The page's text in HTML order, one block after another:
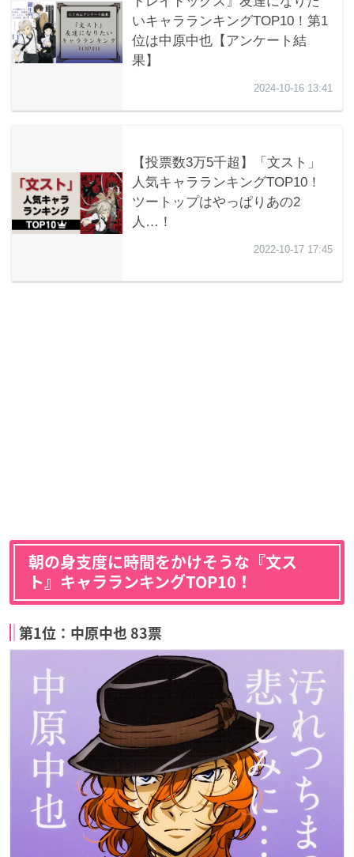
朝の身支度に時間をかけそうな『文ス
ト』キャラランキングTOP10！
第1位：中原中也 83票